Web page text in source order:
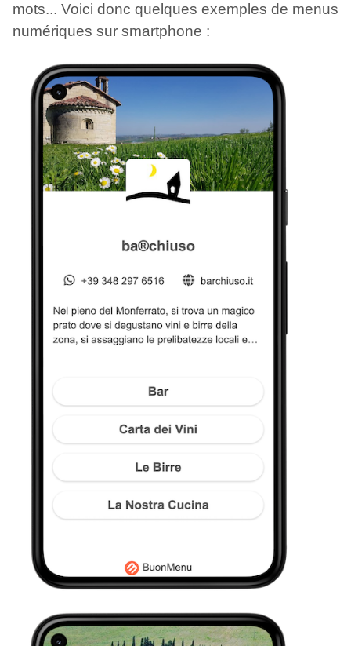
mots... Voici donc quelques exemples de menus
numériques sur smartphone :